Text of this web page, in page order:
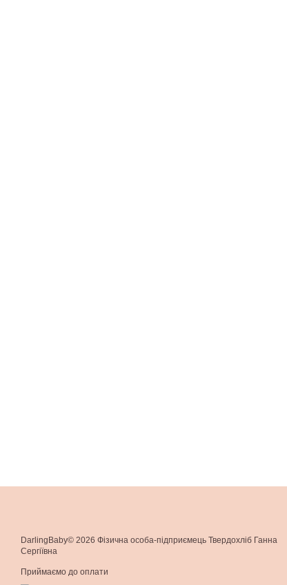
DarlingBaby© 2026 Фізична особа-підприємець Твердохліб Ганна
Сергіївна
Приймаємо до оплати